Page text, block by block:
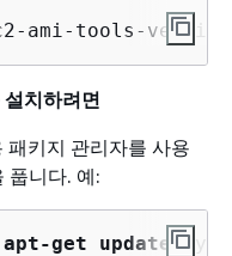
ami-tools-version
치하려면
패키지 관리자를 사용
풉니다. 예:
apt-get update -y